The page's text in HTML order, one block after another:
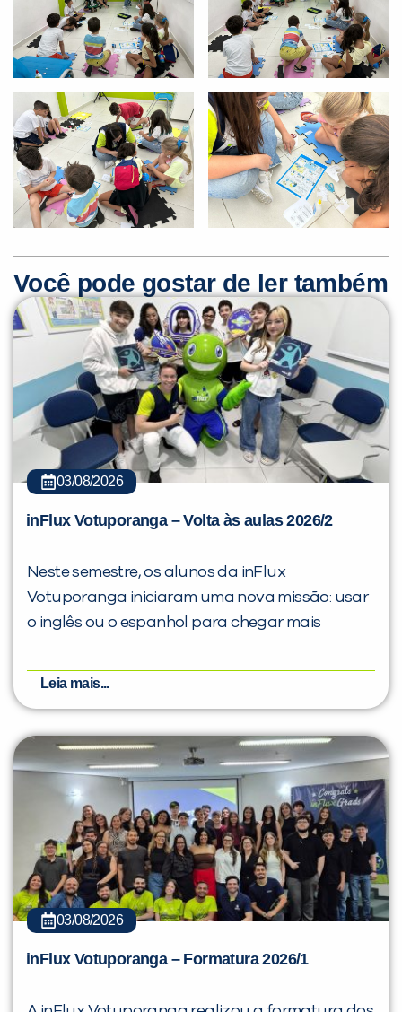
Você pode gostar de ler também
03/08/2026
inFlux Votuporanga – Volta às aulas 2026/2
Neste semestre, os alunos da inFlux
Votuporanga iniciaram uma nova missão: usar
o inglês ou o espanhol para chegar mais
Leia mais...
03/08/2026
inFlux Votuporanga – Formatura 2026/1
Preencha com seus dados abaixo e
já vamos te colocar em contato
com a:
Você é aluno inFlux?
Sim Não
VOLTAR